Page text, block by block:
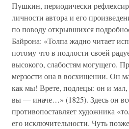
Пушкин, периодически
личности автора и его
по поводу открывшихся
Байрона: «Толпа жадно читает
потому что в подлости своей
высокого, слабостям могущего.
мерзости она в восхищении. Он
как мы! Врете, подлецы: он и
вы — иначе…» (1825). Здесь он
противопоставляет художника
его исключительности. Чуть